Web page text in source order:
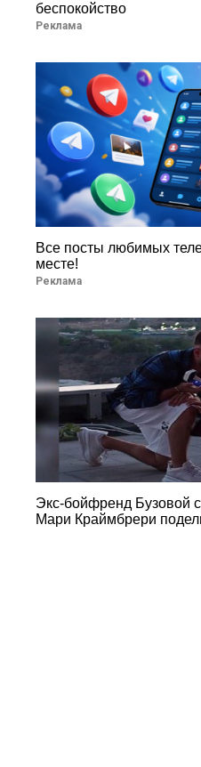
беспокойство
Реклама
Все посты любимых
месте!
Реклама
Экс-бойфренд Бузовой
Мари Краймбрери